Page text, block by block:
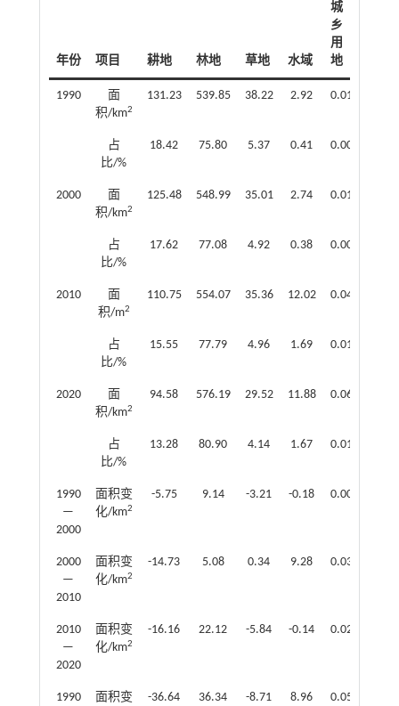
年份 项目 耕地 林地 草地 水域
城
乡
用
地
1990
面
积/km2
131.23 539.85 38.22 2.92 0.01
占
比/%
18.42 75.80 5.37 0.41 0.00
2000
面
积/km2
125.48 548.99 35.01 2.74 0.01
占
比/%
17.62 77.08 4.92 0.38 0.00
2010
面
积/m2
110.75 554.07 35.36 12.02 0.04
占
比/%
15.55 77.79 4.96 1.69 0.01
2020
面
积/km2
94.58 576.19 29.52 11.88 0.06
占
比/%
13.28 80.90 4.14 1.67 0.01
1990
—
2000
面积变
化/km2
-5.75 9.14 -3.21 -0.18 0.00
2000
—
2010
面积变
化/km2
-14.73 5.08 0.34 9.28 0.03
2010
—
2020
面积变
化/km2
-16.16 22.12 -5.84 -0.14 0.02
1990
面积变
-36.64 36.34 -8.71 8.96 0.05